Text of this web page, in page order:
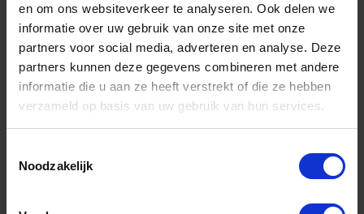
en om ons websiteverkeer te analyseren. Ook delen we
informatie over uw gebruik van onze site met onze
partners voor social media, adverteren en analyse. Deze
partners kunnen deze gegevens combineren met andere
informatie die u aan ze heeft verstrekt of die ze hebben
verzameld op basis van uw gebruik van hun services.
Noodzakelijk
FORUM Duimstok kunststof 1M